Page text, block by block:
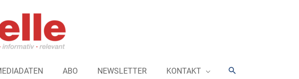
ABO NEWSLETTER KONTAKT Suchen